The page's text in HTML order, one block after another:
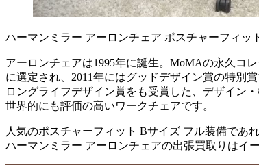
ハーマンミラー アーロンチェア ポスチャーフィッ
アーロンチェアは1995年に誕生。MoMAの永久コ
に選定され、2011年にはグッドデザイン賞の特別
ロングライフデザイン賞をも受賞した、デザイン
世界的にも評価の高いワークチェアです。
人気のポスチャーフィット Bサイズ フル装備であ
ハーマンミラー アーロンチェアの出張買取りはイ